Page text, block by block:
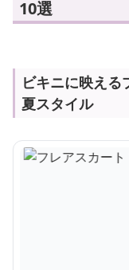
10選
ビキニに映える
夏スタイル